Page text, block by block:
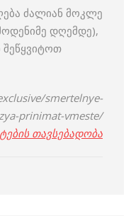
ძალიან მოკლე
დღემდე),
შეწყვიტოთ
smertelnye-
prinimat-vmeste/
თავსებადობა